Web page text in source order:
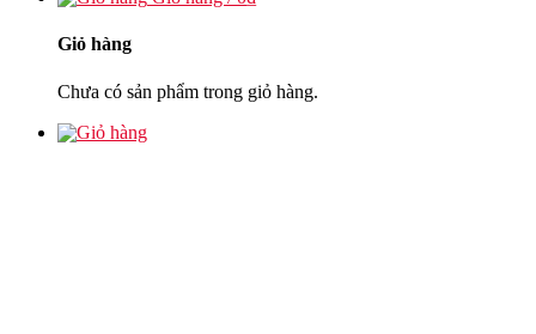
Giỏ hàng
Chưa có sản phẩm trong giỏ hàng.